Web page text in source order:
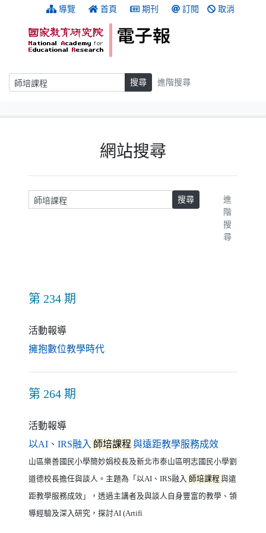
跳到主要內容 導覽 首頁 期刊 訂閱 取消
搜尋 搜尋 進階搜尋
網站搜尋
請輸入關鍵字 搜尋
進
階
搜
尋
第 234 期
活動報導
擁抱數位教學時代（另開新視窗）
第 264 期
活動報導
以AI、IRS融入 師培課程 與遠距教學服務成效（另開新
山區樂善國民小學簡妙娟校長及新北市泰山區明志國民小學劉
道德校長擔任與談人。主題為「以AI、IRS融入 師培課程 與遠
距教學服務成效」，透過主講者及與談人自身豐富的教學、領
導經驗及深入研究，探討AI (Artifi